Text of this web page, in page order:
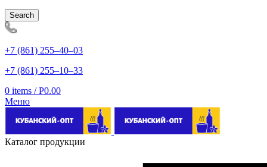
Search
+7 (861) 255‒40‒03
+7 (861) 255‒10‒33
0 items / Р0.00
Меню
Каталог продукции